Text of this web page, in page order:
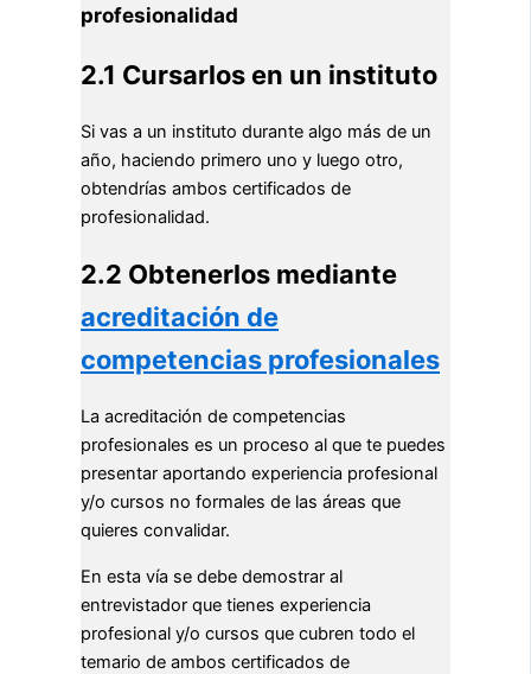
profesionalidad
2.1 Cursarlos en un instituto
Si vas a un instituto durante algo más de un
año, haciendo primero uno y luego otro,
obtendrías ambos certificados de
profesionalidad.
2.2 Obtenerlos mediante
acreditación de
competencias profesionales
La acreditación de competencias
profesionales es un proceso al que te puedes
presentar aportando experiencia profesional
y/o cursos no formales de las áreas que
quieres convalidar.
En esta vía se debe demostrar al
entrevistador que tienes experiencia
profesional y/o cursos que cubren todo el
temario de ambos certificados de